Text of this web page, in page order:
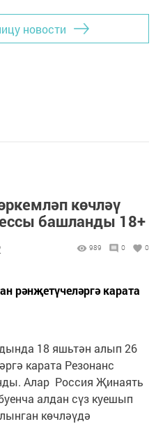
новости
көчләү
башланды 18+
989 0 0
рәнҗетүчеләргә карата
18 яшьтән алып 26
карата Резонанс
Алар Россия Җинаять
алдан сүз куешып
көчләүдә